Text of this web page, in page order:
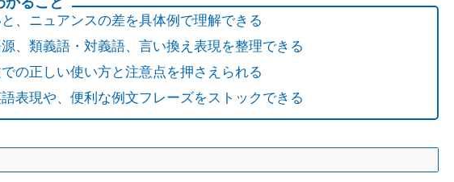
、ニュアンスの差を具体例で理解できる
、類義語・対義語、言い換え表現を整理できる
の正しい使い方と注意点を押さえられる
表現や、便利な例文フレーズをストックできる